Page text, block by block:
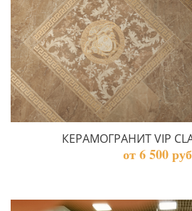
КЕРАМОГРАНИТ VIP
от 6 500